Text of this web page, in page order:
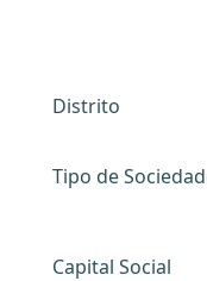
Distrito
Tipo de
Capital Social